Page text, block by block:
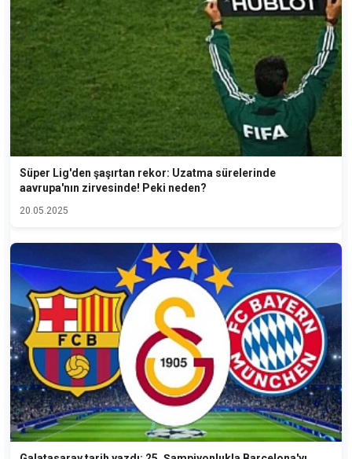
Süper Lig'den şaşırtan rekor: Uzatma sürelerinde
aavrupa'nın zirvesinde! Peki neden?
20.05.2025